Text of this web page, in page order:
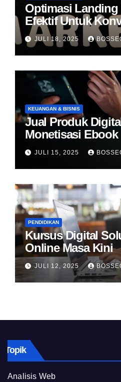
Optimasi Landing
Efektif Untuk
JULI 18, 2025
KEUANGAN & BISNIS
Jual Produk
Monetisasi Ebook
JULI 15, 2025
PENDIDIKAN
Kursus Digital
Online Masa Kini
JULI 12, 2025
Topik
Analisis Web